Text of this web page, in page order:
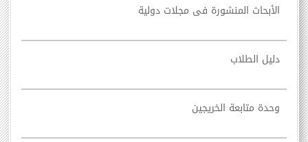
الأبحاث المنشورة فى مجلات دولية
دليل الطلاب
وحدة متابعة الخريجين